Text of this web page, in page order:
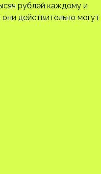
рублей каждому и
действительно могут